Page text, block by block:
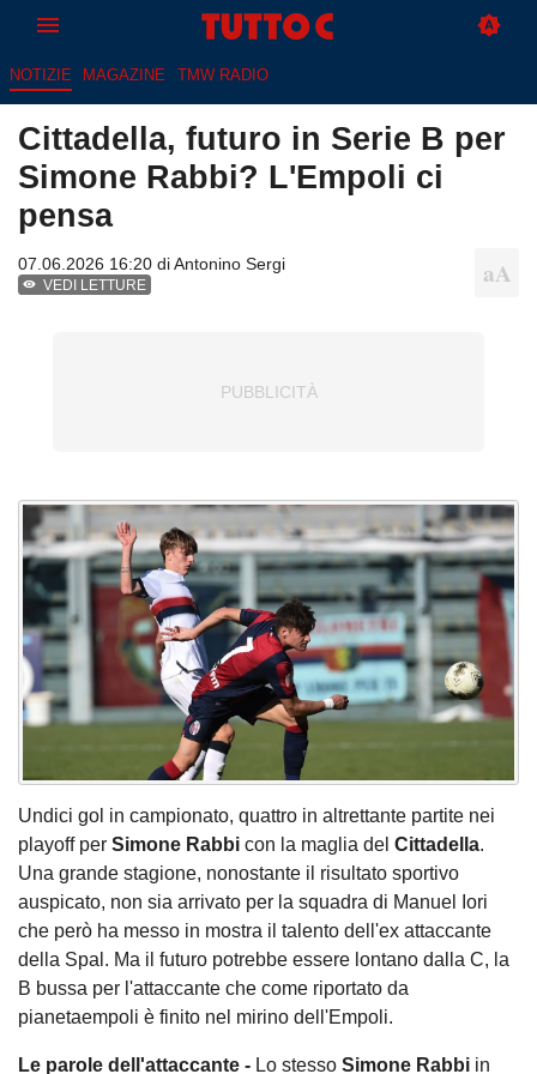
NOTIZIE MAGAZINE TMW RADIO
Cittadella, futuro in Serie B per
Simone Rabbi? L'Empoli ci
pensa
07.06.2026 16:20 diAntonino Sergi
VEDI LETTURE
Undici gol in campionato, quattro in altrettante partite nei
playoff per Simone Rabbi con la maglia del Cittadella.
Una grande stagione, nonostante il risultato sportivo
auspicato, non sia arrivato per la squadra di Manuel Iori
che però ha messo in mostra il talento dell'ex attaccante
della Spal. Ma il futuro potrebbe essere lontano dalla C, la
B bussa per l'attaccante che come riportato da
pianetaempoli è finito nel mirino dell'Empoli.
Le parole dell'attaccante - Lo stesso Simone Rabbi in